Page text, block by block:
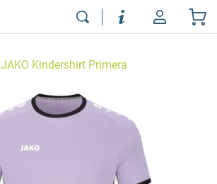
JAKO Kindershirt Primera